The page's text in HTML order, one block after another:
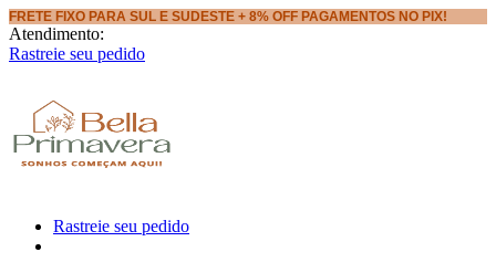
FRETE FIXO PARA SUL E SUDESTE + 8% OFF PAGAMENTOS NO PIX!
Atendimento:
Rastreie seu pedido
Rastreie seu pedido